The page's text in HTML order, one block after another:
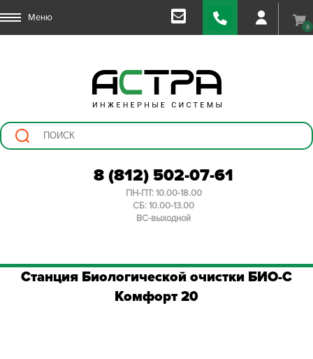
Меню
0
8 (812) 502-07-61
ПН-ПТ: 10.00-18.00
СБ: 10.00-13.00
ВС-выходной
Станция Биологической очистки БИО-С
Комфорт 20